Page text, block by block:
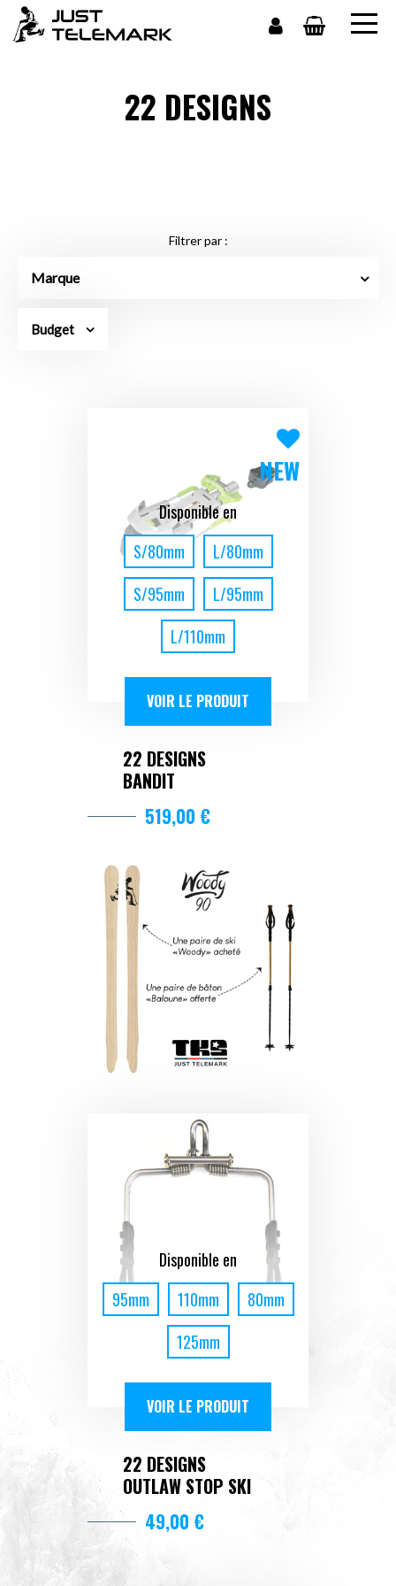
22 DESIGNS
Filtrer par :
Marque
Budget
Disponible en
S/80mm
L/80mm
S/95mm
L/95mm
L/110mm
NEW
VOIR LE PRODUIT
22 DESIGNS
BANDIT
519,00 €
Disponible en
95mm
110mm
80mm
125mm
VOIR LE PRODUIT
22 DESIGNS
OUTLAW STOP SKI
49,00 €